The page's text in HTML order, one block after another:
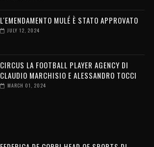
L'EMENDAMENTO MULÉ È STATO APPROVATO
JULY 12, 2024
CIRCUS LA FOOTBALL PLAYER AGENCY DI
CLAUDIO MARCHISIO E ALESSANDRO TOCCI
MARCH 01, 2024